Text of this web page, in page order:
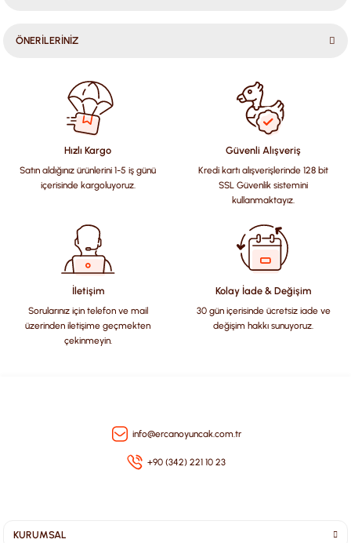
ÖNERİLERİNİZ
konularda yetersiz gördüğünüz noktaları öneri formunu
kullanarak tarafımıza iletebilirsiniz.
Görüş ve önerileriniz için teşekkür ederiz.
Ürün resmi kalitesiz, bozuk veya görüntülenemiyor.
Ürün açıklamasında eksik bilgiler bulunuyor.
Ürün bilgilerinde hatalar bulunuyor.
Ürün fiyatı diğer sitelerden daha pahalı.
Bu ürüne benzer farklı alternatifler olmalı.
Hızlı Kargo
Satın aldığınız ürünlerini 1-5 iş günü
içerisinde kargoluyoruz.
Güvenli Alışveriş
Kredi kartı alışverişlerinde 128 bit
SSL Güvenlik sistemini
kullanmaktayız.
İletişim
Sorularınız için telefon ve mail
üzerinden iletişime geçmekten
çekinmeyin.
Kolay İade & Değişim
30 gün içerisinde ücretsiz iade ve
değişim hakkı sunuyoruz.
info@ercanoyuncak.com.tr
+90 (342) 221 10 23
KURUMSAL